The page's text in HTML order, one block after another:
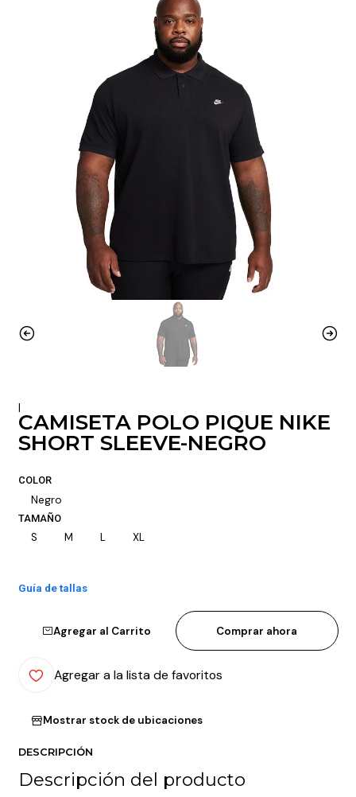
|
CAMISETA POLO PIQUE NIKE
SHORT SLEEVE-NEGRO
COLOR
Negro
TAMAÑO
S M L XL
Guía de tallas
Agregar al Carrito Comprar ahora
Agregar a la lista de favoritos
Mostrar stock de ubicaciones
DESCRIPCIÓN
Descripción del producto